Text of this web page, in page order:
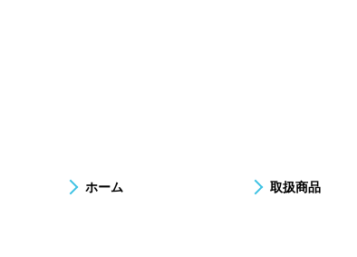
ホーム 取扱商品